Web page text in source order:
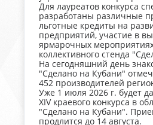
Для лауреатов конкурса
разработаны различные
льготные кредиты на
предприятий, участие в
ярмарочных
коллективного стенда
На сегодняшний день
"Сделано на Кубани"
452 производителей
Уже 1 июля 2026 г. будет
XIV краевого конкурса в
"Сделано на Кубани".
продлится до 14 августа.